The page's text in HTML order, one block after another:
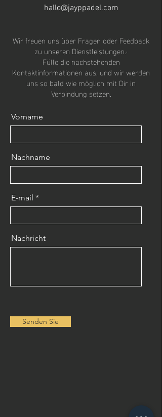
hallo@jayppadel.com
Wir freuen uns über Fragen oder Feedback
zu unseren Dienstleistungen.·
Fülle die nachstehenden
Kontaktinformationen aus, und wir werden
uns so bald wie möglich mit Dir in
Verbindung setzen.
Vorname
Nachname
E-mail
Nachricht
Senden Sie